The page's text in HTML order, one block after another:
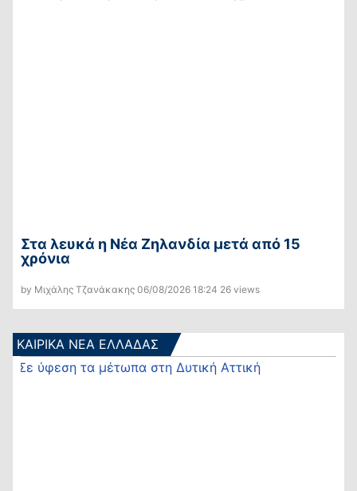
Στα λευκά η Νέα Ζηλανδία μετά από 15
χρόνια
by Μιχάλης Τζανάκακης 06/08/2026 18:24 26 views
ΚΑΙΡΙΚΑ ΝΕΑ ΕΛΛΑΔΑΣ